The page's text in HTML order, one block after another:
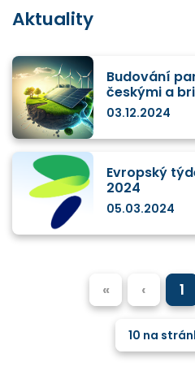
Aktuality
Budování
českými a
03.12.2024
Evropský
2024
05.03.2024
« ‹ 1
10 na